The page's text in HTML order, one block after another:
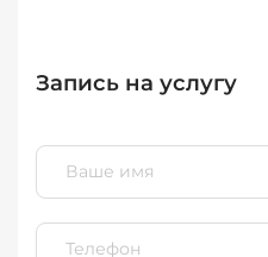
Запись на услугу